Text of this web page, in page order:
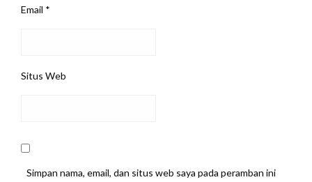
Email *
Situs Web
Simpan nama, email, dan situs web saya pada peramban ini